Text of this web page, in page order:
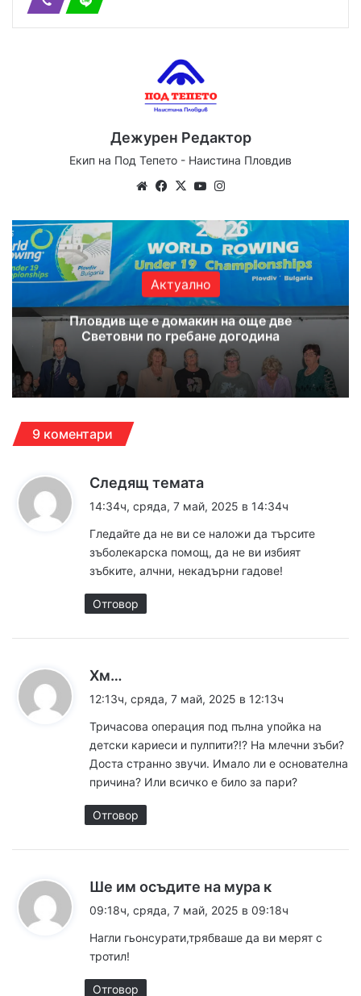
Дежурен Редактор
Екип на Под Тепето - Наистина Пловдив
WebsiteFacebook
X YouTube
Актуално
Пловдив ще е домакин на още две
Световни по гребане догодина
9 коментари
Следящ темата
а
:
14:34ч, сряда, 7 май, 2025 в 14:34ч
Гледайте да не ви се наложи да търсите
зъболекарска помощ, да не ви избият
зъбките, алчни, некадърни гадове!
Отговор
Хм…
а
:
12:13ч, сряда, 7 май, 2025 в 12:13ч
Тричасова операция под пълна упойка на
детски кариеси и пулпити?!? На млечни зъби?
Доста странно звучи. Имало ли е основателна
причина? Или всичко е било за пари?
Отговор
Ше им осъдите на мура к
а
а
09:18ч, сряда, 7 май, 2025 в 09:18ч
Нагли гьонсурати,трябваше да ви мерят с
тротил!
Отговор